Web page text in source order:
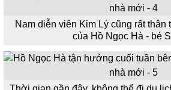
Nam diễn viên Kim Lý cũng rất thân
của Hồ Ngọc Hà - bé